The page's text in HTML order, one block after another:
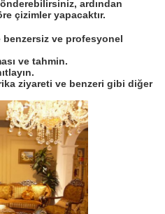
ardından
çizimler yapacaktır.
ve profesyonel
ve tahmin.
ziyareti ve benzeri gibi diğer